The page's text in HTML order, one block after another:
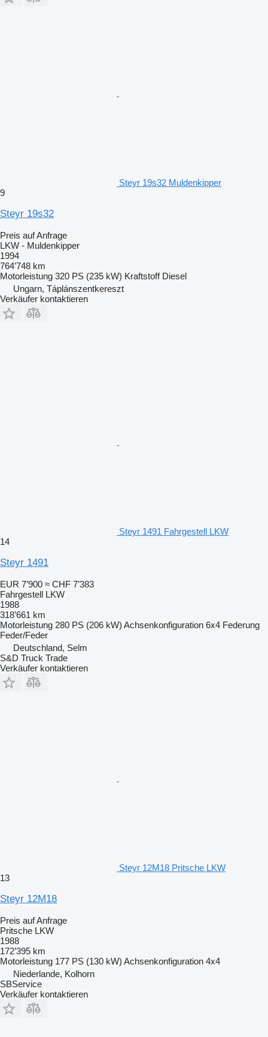
Steyr 19s32 Muldenkipper
9
Steyr 19s32
Preis auf Anfrage
LKW - Muldenkipper
1994
764’748 km
Motorleistung 320 PS (235 kW) Kraftstoff Diesel
Ungarn, Táplánszentkereszt
Verkäufer kontaktieren
Steyr 1491 Fahrgestell LKW
14
Steyr 1491
EUR 7’900 ≈ CHF 7’383
Fahrgestell LKW
1988
318’661 km
Motorleistung 280 PS (206 kW) Achsenkonfiguration 6x4 Federung
Feder/Feder
Deutschland, Selm
S&D Truck Trade
Verkäufer kontaktieren
Steyr 12M18 Pritsche LKW
13
Steyr 12M18
Preis auf Anfrage
Pritsche LKW
1988
172’395 km
Motorleistung 177 PS (130 kW) Achsenkonfiguration 4x4
Niederlande, Kolhorn
SBService
Verkäufer kontaktieren